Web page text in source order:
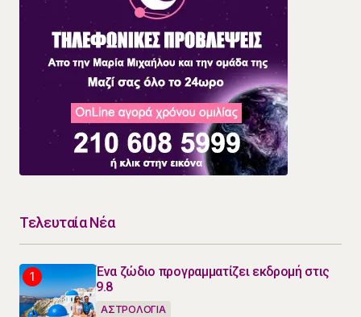
Τελευταία Νέα
Ένα ζώδιο προγραμματίζει εκδρομή στις
9.8
ΑΣΤΡΟΛΟΓΙΑ